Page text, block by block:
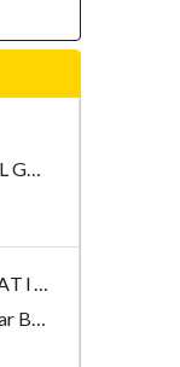
IPRO EQUATORIAL GUINEA Calle Mongomo, Malabo Malabo, Bioko Norte , Guinea Ecuatorial
CENTRO EDUCATIVO SANTA ISABEL
SEMU , Cerca del Bar Baney Malabo, Bioko Norte , Guinea Ecuatorial